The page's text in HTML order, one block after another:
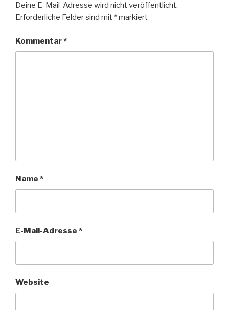
Deine E-Mail-Adresse wird nicht veröffentlicht.
Erforderliche Felder sind mit *markiert
Kommentar*
Name *
E-Mail-Adresse *
Website